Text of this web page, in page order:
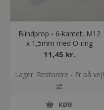
Blindprop - 6-kantet, M12
x 1,5mm med O-ring
11,45 kr.
Lager: Restordre - Er på vej!
KØB